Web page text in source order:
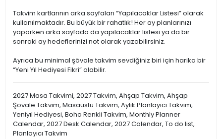
Takvim kartlarının arka sayfaları “Yapılacaklar Listesi” olarak
kullanılmaktadır. Bu büyük bir rahatlık! Her ay planlarınızı
yaparken arka sayfada da yapılacaklar listesi ya da bir
sonraki ay hedeflerinizi not olarak yazabilirsiniz.
Ayrıca bu minimal şövale takvim sevdiğiniz biri için harika bir
“Yeni Yıl Hediyesi Fikri” olabilir.
2027 Masa Takvimi, 2027 Takvim, Ahşap Takvim, Ahşap
Şövale Takvim, Masaüstü Takvim, Aylık Planlayıcı Takvim,
Yeniyıl Hediyesi, Boho Renkli Takvim, Monthly Planner
Calendar, 2027 Desk Calendar, 2027 Calendar, To do list,
Planlayıcı Takvim